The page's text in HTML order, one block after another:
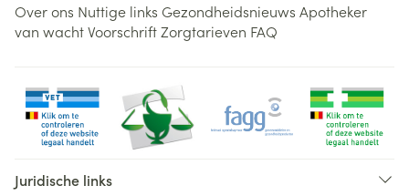
Over ons Nuttige links Gezondheidsnieuws Apotheker
van wachtVoorschriftZorgtarieven FAQ
Juridische links